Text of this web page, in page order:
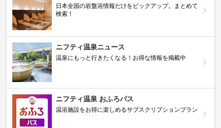
日本全国の岩盤浴情報だけをピックアップ。まとめて
検索！
ニフティ温泉ニュース
温泉にもっと行きたくなる！お得な情報を掲載中
ニフティ温泉 おふろパス
温浴施設をお得に楽しめるサブスクリプションプラン